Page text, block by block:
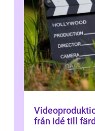
från idé till